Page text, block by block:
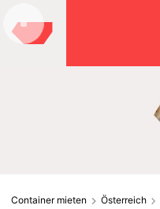
Container mieten Österreich